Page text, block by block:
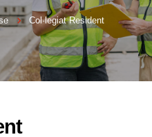
Col·legiat Resident